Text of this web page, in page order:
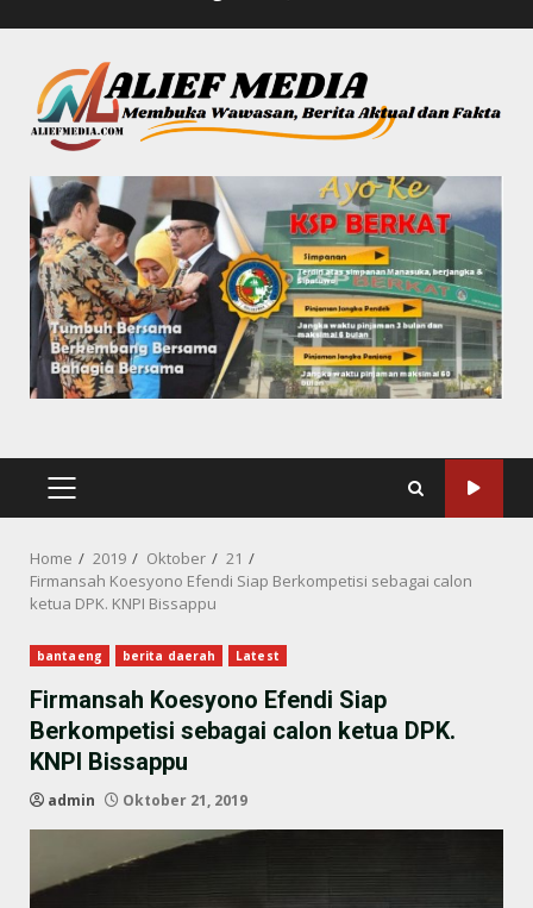
PRIMARY
Home 2019 Oktober
21
Firmansah Koesyono Efendi Siap Berkompetisi sebagai calon
ketua DPK. KNPI Bissappu
bantaeng berita daerah Latest
Firmansah Koesyono Efendi Siap
Berkompetisi sebagai calon ketua DPK.
KNPI Bissappu
admin Oktober 21, 2019